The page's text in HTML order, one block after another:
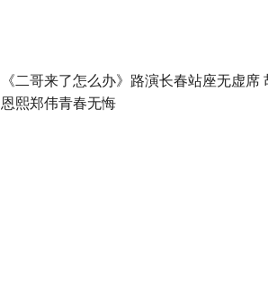
《二哥来了怎么办》路演长春站座无虚席
恩熙郑伟青春无悔